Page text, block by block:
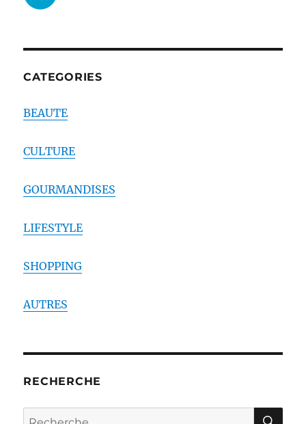
CATEGORIES
BEAUTE
CULTURE
GOURMANDISES
LIFESTYLE
SHOPPING
AUTRES
RECHERCHE
Recherche